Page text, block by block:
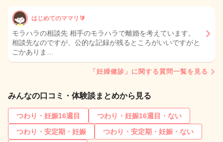
はじめてのママリ🔰
モラハラの相談先 相手のモラハラで離婚を考えています。
相談先なのですが、公的な記録が残るところがいいですがと
ごかありま…
「妊婦健診」に関する質問一覧を見る
みんなの口コミ・体験談まとめから見る
つわり・妊娠16週目
つわり・妊娠16週目・ない
つわり・安定期・妊娠
つわり・安定期・妊娠・ない